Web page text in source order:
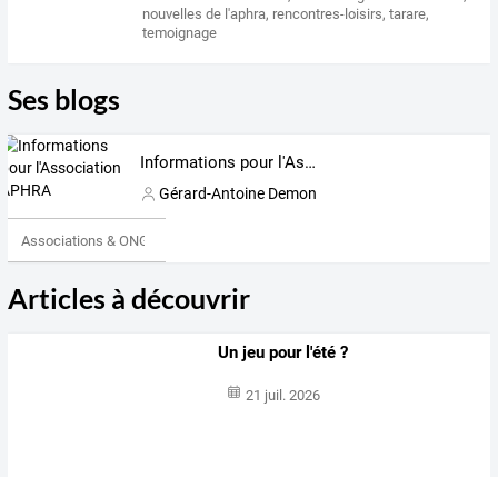
nouvelles de l'aphra, rencontres-loisirs,tarare,
temoignage
Ses blogs
Informations pour l'Association APHRA
Gérard-Antoine Demon
Associations & ONG
Articles à découvrir
Un jeu pour l'été ?
21 juil. 2026